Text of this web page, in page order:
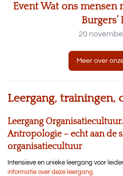
Event Wat ons mensen
Burgers’
20
Meer over
Leergang, trainingen,
Leergang
Antropologie – echt aan de
organisatiecultuur
Intensieve en unieke leergang voor
informatie over deze leergang